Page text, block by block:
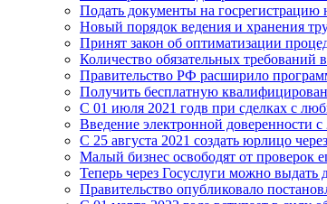
Подать документы на
Новый порядок ведения и хранения
Принят закон об оптиматизации
Количество обязательных требований
Правительство РФ расширило
Получить бесплатную
С 01 июля 2021 годв при сделках с
Введение электронной доверенности с
C 25 августа 2021 создать юрлицо
Малый бизнес освободят от проверок
Теперь через Госуслуги можно
Правительство опубликовало